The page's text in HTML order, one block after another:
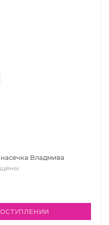
Владмива